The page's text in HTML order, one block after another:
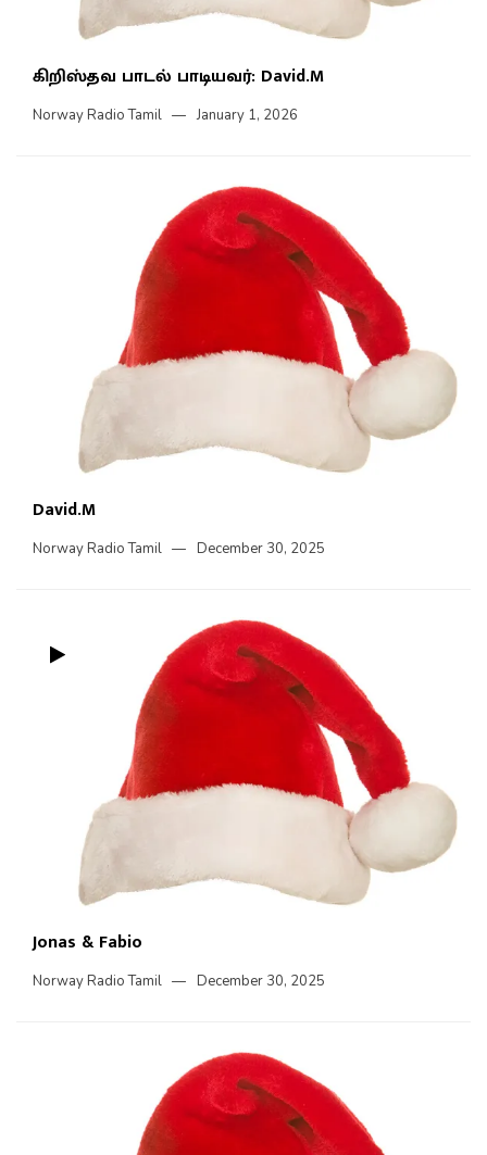
கிறிஸ்தவ பாடல் பாடியவர்: David.M
Norway Radio Tamil January 1, 2026
David.M
Norway Radio Tamil December 30, 2025
Jonas & Fabio
Norway Radio Tamil December 30, 2025